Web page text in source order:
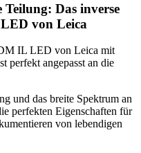
Teilung: Das inverse
von Leica
IL LED von Leica mit
perfekt angepasst an die
und das breite Spektrum an
perfekten Eigenschaften für
von lebendigen